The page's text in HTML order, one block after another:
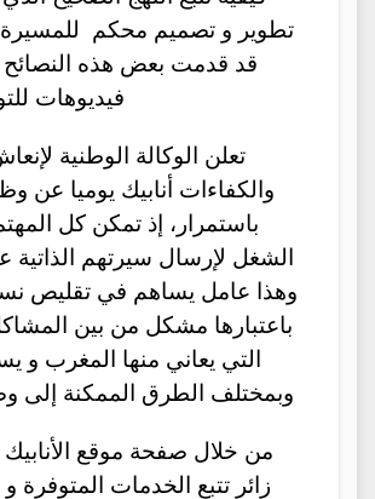
تطوير و تصميم محكم للمسيرة
قد قدمت بعض هذه
فيديوهات
تعلن الوكالة الوطنية
والكفاءات أنابيك يوميا عن
باستمرار، إذ تمكن كل
الشغل لإرسال سيرتهم الذاتية
وهذا عامل يساهم في تقليص
باعتبارها مشكل من بين
التي يعاني منها المغرب و
وبمختلف الطرق الممكنة إلى
من خلال صفحة موقع
زائر تتبع الخدمات